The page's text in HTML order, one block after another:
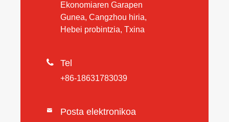
Ekonomiaren Garapen
Gunea, Cangzhou hiria,
Hebei probintzia, Txina
 Tel
+86-18631783039
 Posta elektronikoa